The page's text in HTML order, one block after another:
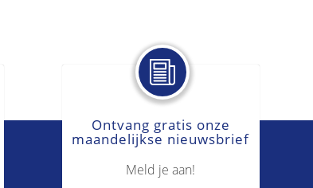
Ontvang gratis onze
maandelijkse nieuwsbrief
Meld je aan!